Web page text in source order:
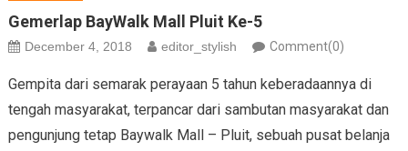
Gemerlap BayWalk Mall Pluit Ke-5
December 4, 2018 editor_stylish Comment(0)
Gempita dari semarak perayaan 5 tahun keberadaannya di
tengah masyarakat, terpancar dari sambutan masyarakat dan
pengunjung tetap Baywalk Mall – Pluit, sebuah pusat belanja